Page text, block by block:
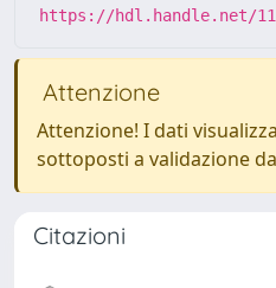
https://hdl.handle.net/
Attenzione
Attenzione! I dati
sottoposti a validazione
Citazioni